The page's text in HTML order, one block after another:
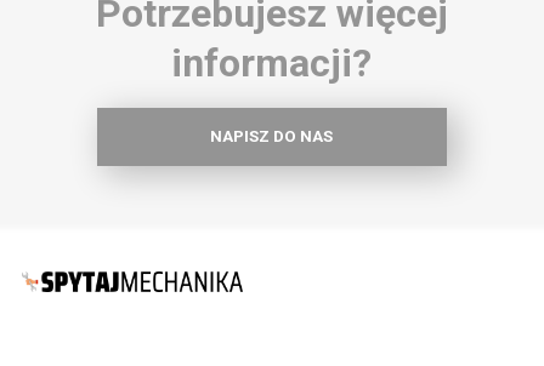
Potrzebujesz więcej
informacji?
NAPISZ DO NAS